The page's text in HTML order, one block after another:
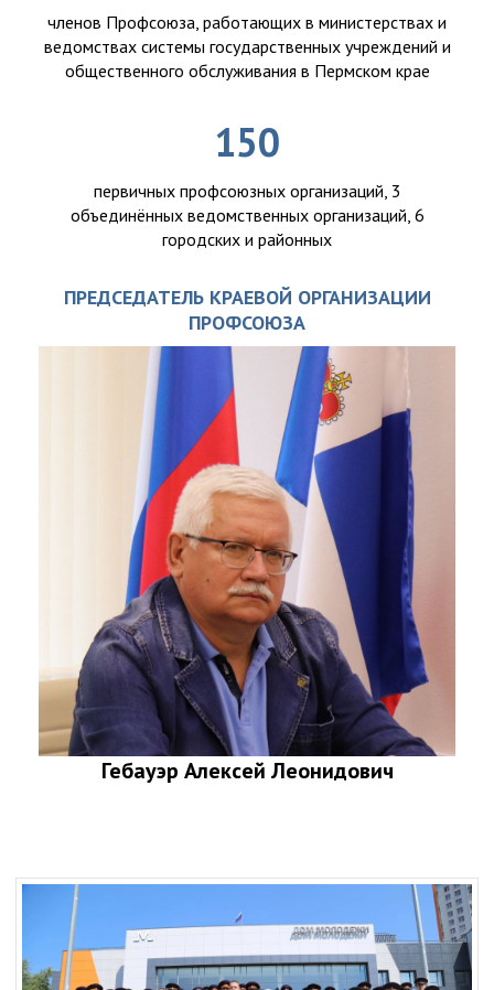
членов Профсоюза, работающих в министерствах и
ведомствах системы государственных учреждений и
общественного обслуживания в Пермском крае
150
первичных профсоюзных организаций, 3
объединённых ведомственных организаций, 6
городских и районных
ПРЕДСЕДАТЕЛЬ КРАЕВОЙ ОРГАНИЗАЦИИ
ПРОФСОЮЗА
Гебауэр Алексей Леонидович